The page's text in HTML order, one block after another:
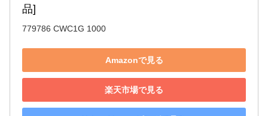
品]
779786 CWC1G 1000
Amazonで見る
楽天市場で見る